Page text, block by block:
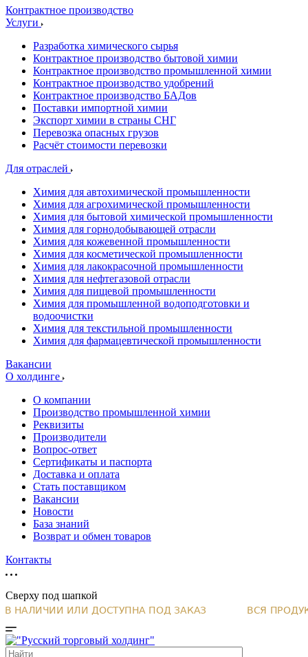
Контрактное производство
Услуги
Разработка химического сырья
Контрактное производство бытовой химии
Контрактное производство промышленной химии
Контрактное производство удобрений
Контрактное производство БАДов
Поставки импортной химии
Экспорт химии в страны СНГ
Перевозка опасных грузов
Расчёт стоимости перевозки
Для отраслей
Химия для автохимической промышленности
Химия для агрохимической промышленности
Химия для бытовой химической промышленности
Химия для горнодобывающей отрасли
Химия для кожевенной промышленности
Химия для косметической промышленности
Химия для лакокрасочной промышленности
Химия для нефтегазовой отрасли
Химия для пищевой промышленности
Химия для промышленной водоподготовки и
водоочистки
Химия для текстильной промышленности
Химия для фармацевтической промышленности
Вакансии
О холдинге
О компании
Производство промышленной химии
Реквизиты
Производители
Вопрос-ответ
Сертификаты и паспорта
Доставка и оплата
Стать поставщиком
Вакансии
Новости
База знаний
Возврат и обмен товаров
Контакты
Сверху под шапкой